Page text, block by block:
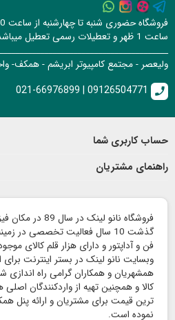
ساعت 1 ظهر و تعطیلات رسمی تعطیل
ولیعصر - مجتمع کامپیوتر ابریشم - همکف-
call
021-66976899 | 09126504771
حساب کاربری شما
راهنمای مشتریان
فروشگاه نانو
گذشت 10 سال فعالیت تخصصی در
وبسایت نانو لینک در بستر اینترنت برای
همشهریان و همکاران گرامی راه اندازی
کالا و همچنین تهیه از واردکنندگان
ترین قیمت برای مشتریان و ارائه پنل
نموده است.